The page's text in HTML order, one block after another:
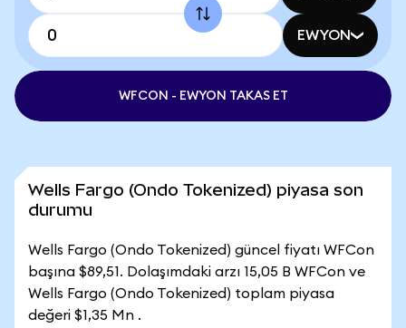
EWYON
WFCON - EWYON TAKAS ET
Wells Fargo (Ondo Tokenized) piyasa son
durumu
Wells Fargo (Ondo Tokenized) güncel fiyatı WFCon
başına $89,51. Dolaşımdaki arzı 15,05 B WFCon ve
Wells Fargo (Ondo Tokenized) toplam piyasa
değeri $1,35 Mn .